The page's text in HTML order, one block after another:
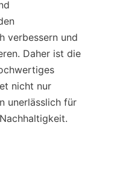
verbessern und
Daher ist die
nicht nur
unerlässlich für